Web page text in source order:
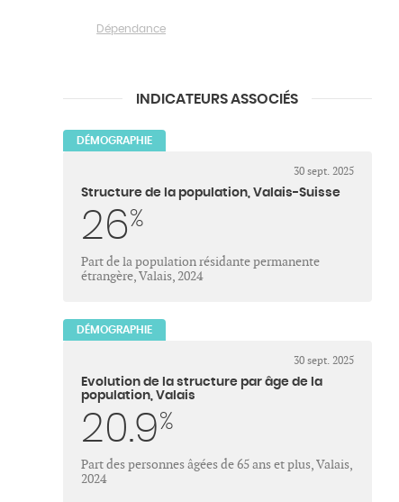
Dépendance
INDICATEURS ASSOCIÉS
DÉMOGRAPHIE
30 sept. 2025
Structure de la population, Valais-Suisse
26%
Part de la population résidante permanente
étrangère, Valais, 2024
DÉMOGRAPHIE
30 sept. 2025
Evolution de la structure par âge de la
population, Valais
20.9%
Part des personnes âgées de 65 ans et plus, Valais,
2024